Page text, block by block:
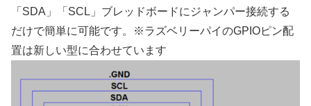
「SDA」「SCL」ブレッドボードにジャンパー接続する
だけで簡単に可能です。※ラズベリーパイのGPIOピン配
置は新しい型に合わせています